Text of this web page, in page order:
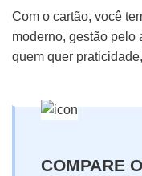
Com o cartão, você
moderno, gestão pelo
quem quer
COMPARE